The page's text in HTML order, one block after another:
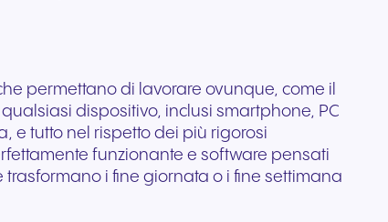
e
permettano di lavorare ovunque, come il
dispositivo, inclusi smartphone, PC
e tutto nel rispetto dei più rigorosi
funzionante e software pensati
i fine giornata o i fine settimana